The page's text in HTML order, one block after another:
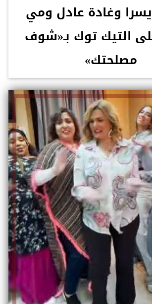
وغادة عادل ومي
التيك توك بـ«شوف
مصلحتك»